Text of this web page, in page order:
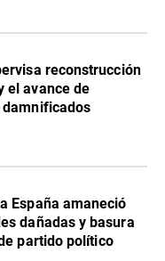
reconstrucción
el avance de
España amaneció
dañadas y basura
partido político